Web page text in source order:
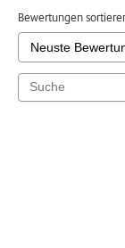
Bewertungen